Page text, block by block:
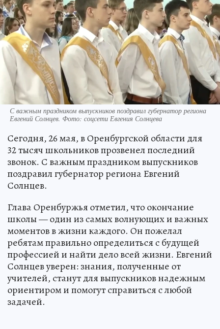
С важным праздником выпускников поздравил губернатор региона
Евгений Солнцев. Фото: соцсети Евгения Солнцева
Сегодня, 26 мая, в Оренбургской области для
32 тысяч школьников прозвенел последний
звонок. С важным праздником выпускников
поздравил губернатор региона Евгений
Солнцев.
Глава Оренбуржья отметил, что окончание
школы — один из самых волнующих и важных
моментов в жизни каждого. Он пожелал
ребятам правильно определиться с будущей
профессией и найти дело всей жизни. Евгений
Солнцев уверен: знания, полученные от
учителей, станут для выпускников надежным
ориентиром и помогут справиться с любой
задачей.